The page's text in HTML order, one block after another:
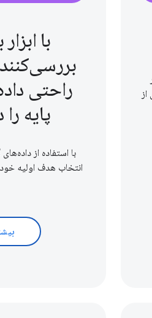
با
راحتی
پایه
با استفاده از
انتخاب هدف اولیه